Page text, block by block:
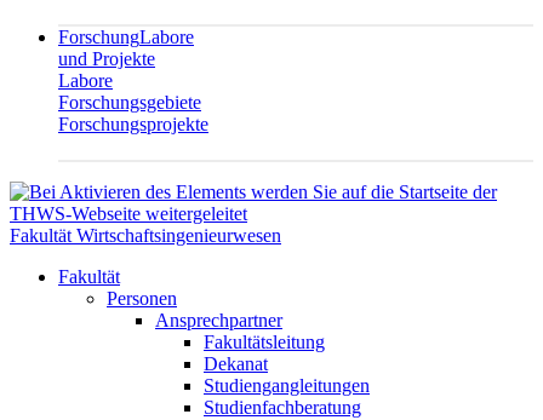
ForschungLabore
und Projekte
Labore
Forschungsgebiete
Forschungsprojekte
Fakultät Wirtschaftsingenieurwesen
Fakultät
Personen
Ansprechpartner
Fakultätsleitung
Dekanat
Studiengangleitungen
Studienfachberatung